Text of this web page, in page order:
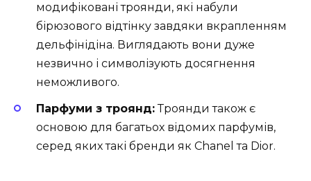
модифіковані троянди, які набули
бірюзового відтінку завдяки вкрапленням
дельфінідіна. Виглядають вони дуже
незвично і символізують досягнення
неможливого.
Парфуми з троянд:Троянди також є
основою для багатьох відомих парфумів,
серед яких такі бренди як Chanel та Dior.